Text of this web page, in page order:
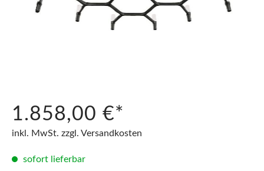
1.858,00 €*
inkl. MwSt. zzgl. Versandkosten
sofort lieferbar